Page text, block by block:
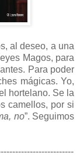
al deseo, a una
Magos, para
Para poder
mágicas. Yo,
hortelano. Se la
camellos, por si
no”. Seguimos